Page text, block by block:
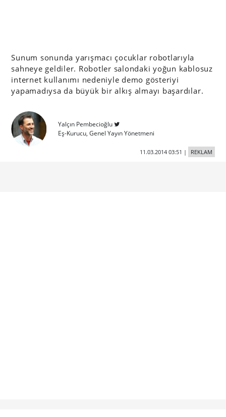
Sunum sonunda yarışmacı çocuklar robotlarıyla
sahneye geldiler. Robotler salondaki yoğun kablosuz
internet kullanımı nedeniyle demo gösteriyi
yapamadıysa da büyük bir alkış almayı başardılar.
Yalçın Pembecioğlu
Eş-Kurucu, Genel Yayın Yönetmeni
11.03.2014 03:51 | REKLAM